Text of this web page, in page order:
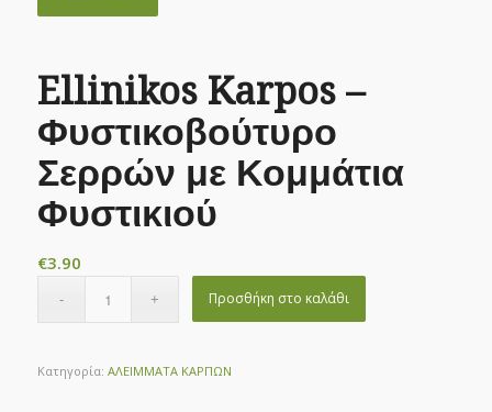
Ellinikos Karpos –
Φυστικοβούτυρο
Σερρών με Κομμάτια
Φυστικιού
€3.90
Προσθήκη στο καλάθι
Κατηγορία: ΑΛΕΙΜΜΑΤΑ ΚΑΡΠΩΝ